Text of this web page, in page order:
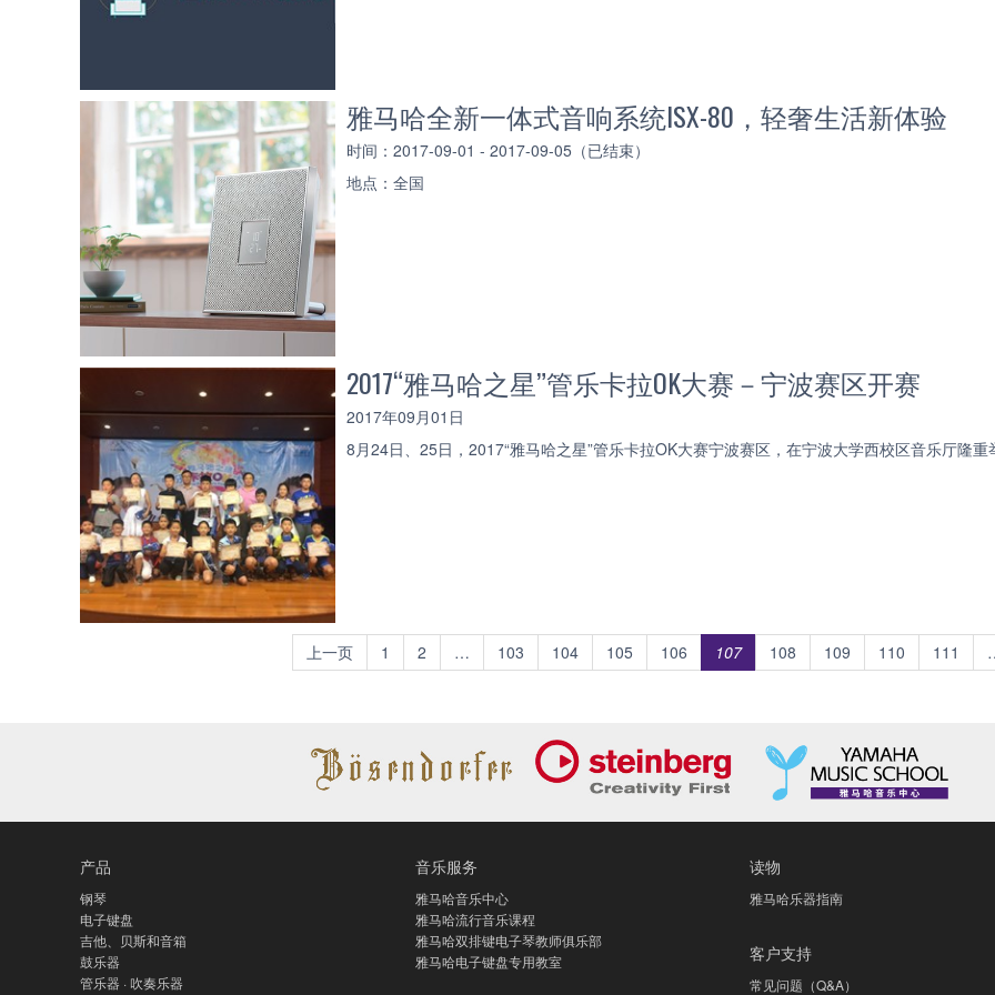
雅马哈全新一体式音响系统ISX-80，轻奢生活新体验
时间：2017-09-01 - 2017-09-05（已结束）
地点：全国
2017“雅马哈之星”管乐卡拉OK大赛－宁波赛区开赛
2017年09月01日
8月24日、25日，2017“雅马哈之星”管乐卡拉OK大赛宁波赛区，在宁波大学西校区音乐厅隆重
上一页 1 2 … 103 104 105 106 107 108 109 110 111
产品
钢琴
电子键盘
吉他、贝斯和音箱
鼓乐器
管乐器 · 吹奏乐器
音乐服务
雅马哈音乐中心
雅马哈流行音乐课程
雅马哈双排键电子琴教师俱乐部
雅马哈电子键盘专用教室
读物
雅马哈乐器指南
客户支持
常见问题（Q&A）